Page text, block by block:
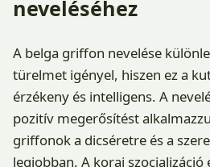
neveléséhez
A belga griffon nevelése
türelmet igényel, hiszen ez a
érzékeny és intelligens. A
pozitív megerősítést
griffonok a dicséretre és a
legjobban. A korai